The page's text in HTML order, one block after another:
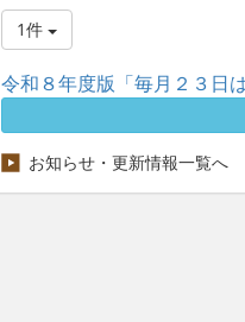
1件
令和８年度版「毎月２３日
お知らせ・更新情報一覧へ